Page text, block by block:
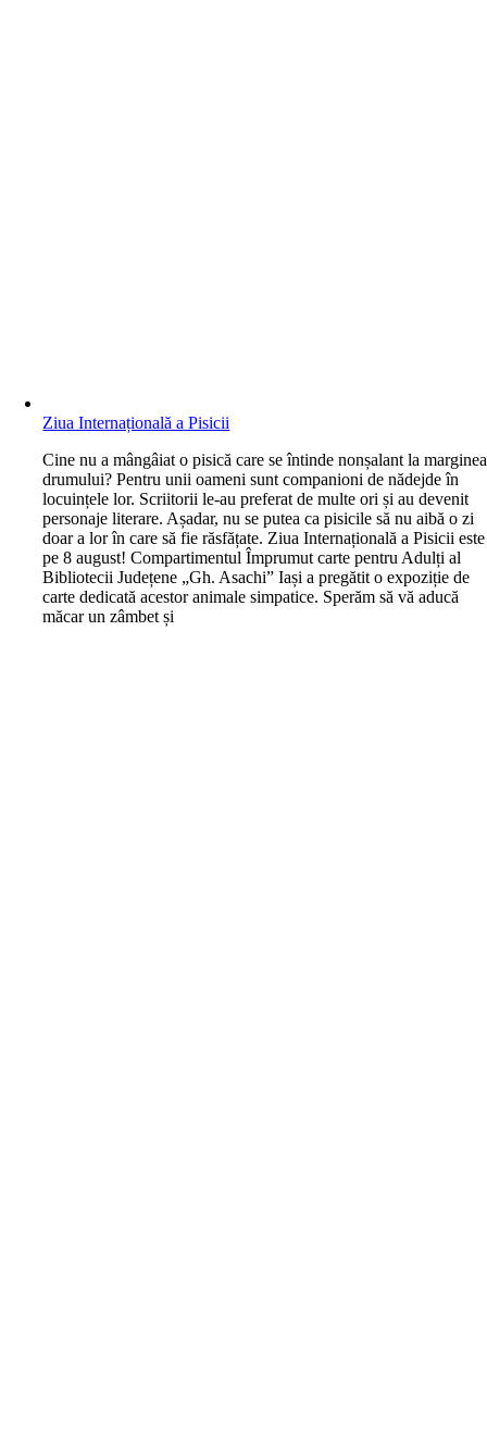
Ziua Internațională a Pisicii
Cine nu a mângâiat o pisică care se întinde nonșalant la marginea
drumului? Pentru unii oameni sunt companioni de nădejde în
locuințele lor. Scriitorii le-au preferat de multe ori și au devenit
personaje literare. Așadar, nu se putea ca pisicile să nu aibă o zi
doar a lor în care să fie răsfățate. Ziua Internațională a Pisicii este
pe 8 august! Compartimentul Împrumut carte pentru Adulți al
Bibliotecii Județene „Gh. Asachi” Iași a pregătit o expoziție de
carte dedicată acestor animale simpatice. Sperăm să vă aducă
măcar un zâmbet și